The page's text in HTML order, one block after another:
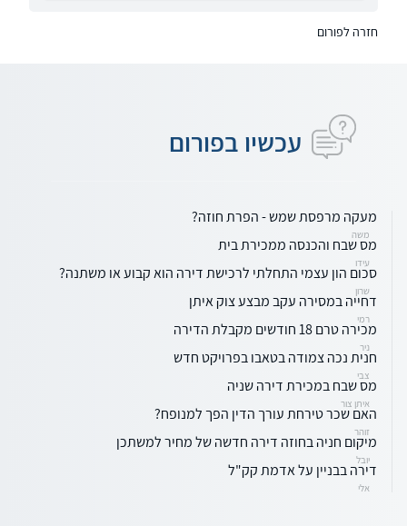
חזרה לפורום
עכשיו בפורום
מעקה מרפסת שמש - הפרת חוזה?
משה
מס שבח והכנסה ממכירת בית
עידו
סכום הון עצמי התחלתי לרכישת דירה הוא קבוע או משתנה?
שרון
דחייה במסירה עקב מבצע צוק איתן
רמי
מכירה טרם 18 חודשים מקבלת הדירה
ניר
חנית נכה צמודה בטאבו בפרויקט חדש
צבי
מס שבח במכירת דירה שניה
איתן צור
האם שכר טירחת עורך הדין הפך למנופח?
זוהר
מיקום חניה בחוזה דירה חדשה של מחיר למשתכן
יובל
דירה בבניין על אדמת קק"ל
אלי